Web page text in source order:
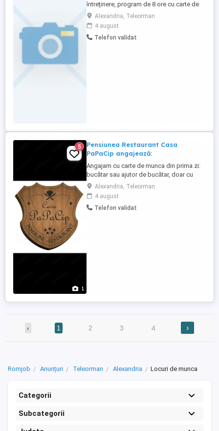
întreținere, program de 8 ore cu carte de
muncă din prima zi de lucru. Detaliile doar
la restaurant. Adresa str Cuza Vodă nr 31
Alexandria Pentru interviu va rog sunați la
Alexandria, Teleorman
4 august
Telefon validat
1
5
Pensiunea Restaurant Casa
PaPaCip angajează:
Angajam cu carte de munca din prima zi:
bucătar sau ajutor de bucătar, doar cu
experiență, femeie pentru curățenie.
Avantaj au persoanele cu domiciliul in
Alexandria, experiență in bucatarie.
Salariul se stabilește in funcție de abilități
Alexandria, Teleorman
4 august
Telefon validat
‹ 1 2 3 4 ›
Romjob Anunțuri Teleorman Alexandria Locuri de munca
Categorii
Subcategorii